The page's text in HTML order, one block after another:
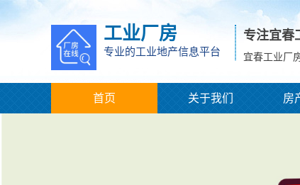
工业厂房
专业的工业地产信息平台
专注宜春
宜春工业厂
首页 关于我们 房